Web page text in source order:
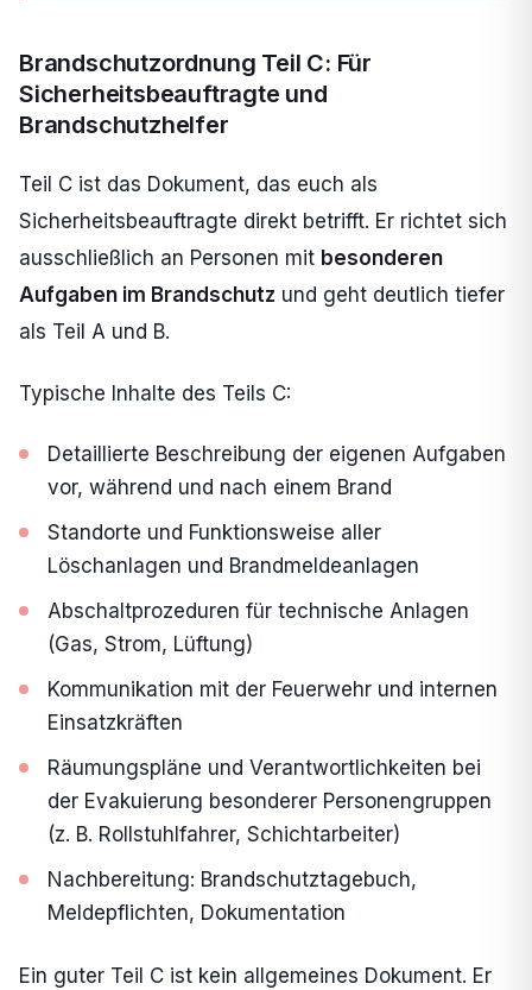
Brandschutzordnung Teil C: Für
Sicherheitsbeauftragte und
Brandschutzhelfer
Teil C ist das Dokument, das euch als
Sicherheitsbeauftragte direkt betrifft. Er richtet sich
ausschließlich an Personen mit besonderen
Aufgaben im Brandschutz und geht deutlich tiefer
als Teil A und B.
Typische Inhalte des Teils C:
Detaillierte Beschreibung der eigenen Aufgaben
vor, während und nach einem Brand
Standorte und Funktionsweise aller
Löschanlagen und Brandmeldeanlagen
Abschaltprozeduren für technische Anlagen
(Gas, Strom, Lüftung)
Kommunikation mit der Feuerwehr und internen
Einsatzkräften
Räumungspläne und Verantwortlichkeiten bei
der Evakuierung besonderer Personengruppen
(z. B. Rollstuhlfahrer, Schichtarbeiter)
Nachbereitung: Brandschutztagebuch,
Meldepflichten, Dokumentation
Ein guter Teil C ist kein allgemeines Dokument. Er